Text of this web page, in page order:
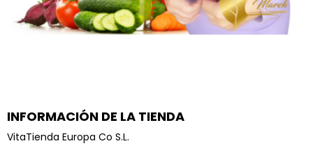
INFORMACIÓN DE LA TIENDA
VitaTienda Europa Co S.L.